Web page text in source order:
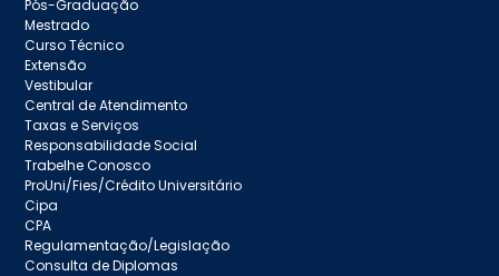
Pós-Graduação
Mestrado
Curso Técnico
Extensão
Vestibular
Central de Atendimento
Taxas e Serviços
Responsabilidade Social
Trabelhe Conosco
ProUni/Fies/Crédito Universitário
Cipa
CPA
Regulamentação/Legislação
Consulta de Diplomas